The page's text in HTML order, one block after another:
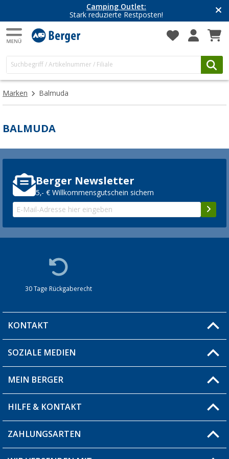
Camping Outlet:
Stark reduzierte Restposten!
Marken Balmuda
BALMUDA
Berger Newsletter
5,- € Willkommensgutschein sichern
30 Tage Rückgaberecht
KONTAKT
Du hast eine Frage?
Filiale finden
SOZIALE MEDIEN
MEIN BERGER
Blog
Produkttester
HILFE & KONTAKT
Fragen & Antworten / FAQ
ZAHLUNGSARTEN